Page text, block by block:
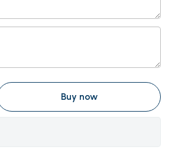
Buy now